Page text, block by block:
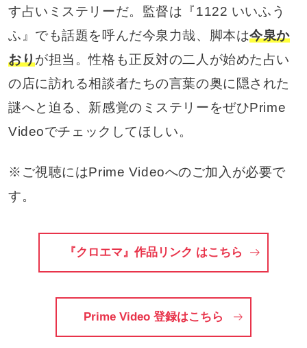
す占いミステリーだ。監督は『1122 いいふう
ふ』でも話題を呼んだ今泉力哉、脚本は今泉か
おりが担当。性格も正反対の二人が始めた占い
の店に訪れる相談者たちの言葉の奥に隠された
謎へと迫る、新感覚のミステリーをぜひPrime
Videoでチェックしてほしい。
※ご視聴にはPrime Videoへのご加入が必要で
す。
『クロエマ』作品リンク はこちら
Prime Video 登録はこちら